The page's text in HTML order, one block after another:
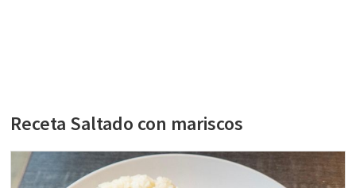
Receta Saltado con mariscos